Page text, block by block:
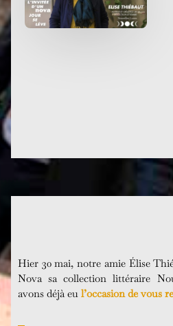
Hier 30 mai, notre amie Élise
Nova sa collection littéraire
avons déjà eul’occasion de vous